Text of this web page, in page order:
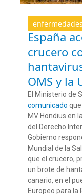
España
crucero
OMS y la
El Ministerio de
comunicado
MV Hondius en
del Derecho
Gobierno
Mundial de la
que el crucero,
un brote de
canario, en el
Europeo para la